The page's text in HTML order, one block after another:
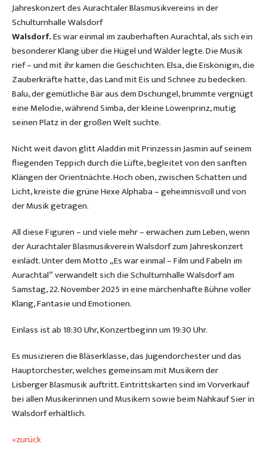
Jahreskonzert des Aurachtaler Blasmusikvereins in der
Schulturnhalle Walsdorf
Walsdorf.Es war einmal im zauberhaften Aurachtal, als sich ein
besonderer Klang über die Hügel und Wälder legte. Die Musik
rief – und mit ihr kamen die Geschichten. Elsa, die Eiskönigin, die
Zauberkräfte hatte, das Land mit Eis und Schnee zu bedecken.
Balu, der gemütliche Bär aus dem Dschungel, brummte vergnügt
eine Melodie, während Simba, der kleine Löwenprinz, mutig
seinen Platz in der großen Welt suchte.
Nicht weit davon glitt Aladdin mit Prinzessin Jasmin auf seinem
fliegenden Teppich durch die Lüfte, begleitet von den sanften
Klängen der Orientnächte. Hoch oben, zwischen Schatten und
Licht, kreiste die grüne Hexe Alphaba – geheimnisvoll und von
der Musik getragen.
All diese Figuren – und viele mehr – erwachen zum Leben, wenn
der Aurachtaler Blasmusikverein Walsdorf zum Jahreskonzert
einlädt. Unter dem Motto „Es war einmal – Film und Fabeln im
Aurachtal“ verwandelt sich die Schulturnhalle Walsdorf am
Samstag, 22. November 2025 in eine märchenhafte Bühne voller
Klang, Fantasie und Emotionen.
Einlass ist ab 18:30 Uhr, Konzertbeginn um 19:30 Uhr.
Es musizieren die Bläserklasse, das Jugendorchester und das
Hauptorchester, welches gemeinsam mit Musikern der
Lisberger Blasmusik auftritt. Eintrittskarten sind im Vorverkauf
bei allen Musikerinnen und Musikern sowie beim Nahkauf Sier in
Walsdorf erhältlich.
«zurück